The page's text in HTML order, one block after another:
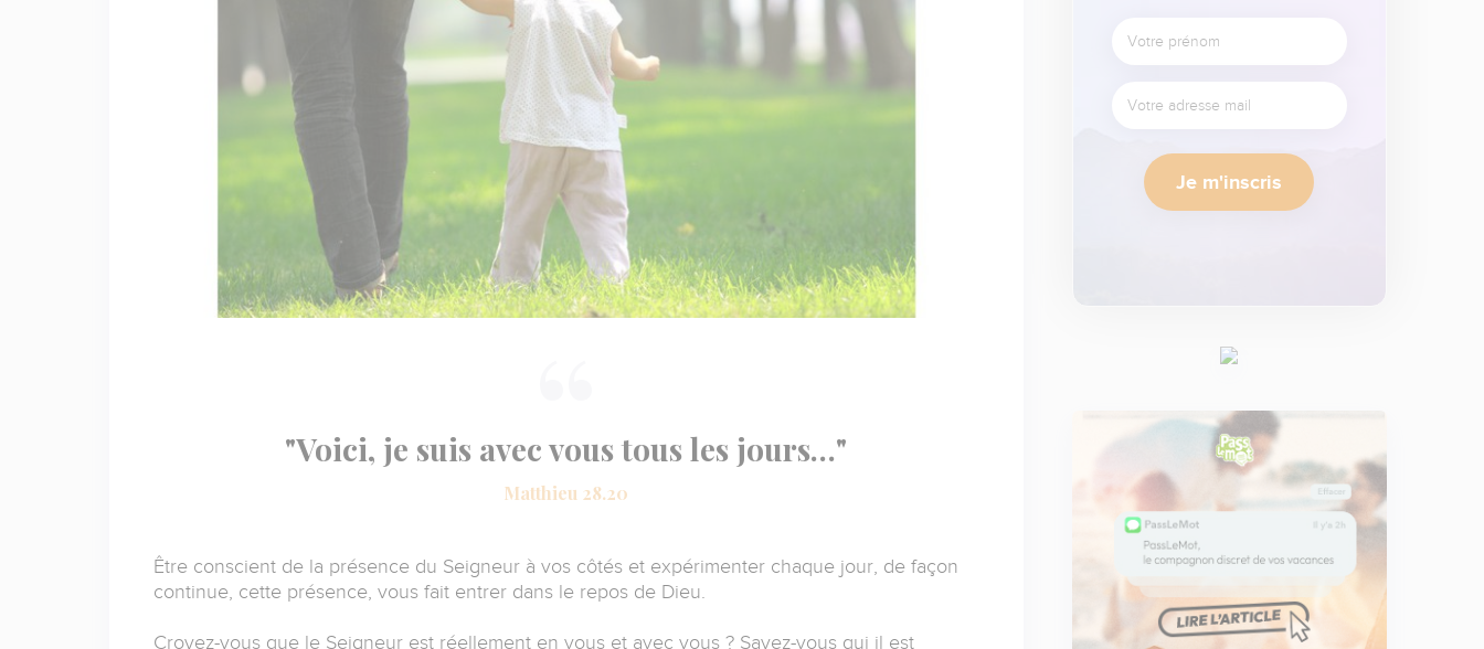
"Voici, je suis avec vous tous les jours…"
Matthieu 28.20
Être conscient de la présence du Seigneur à vos côtés et expérimenter chaque jour, de façon
continue, cette présence, vous fait entrer dans le repos de Dieu.
Croyez-vous que le Seigneur est réellement en vous et avec vous ? Savez-vous qui il est
Je m'inscris